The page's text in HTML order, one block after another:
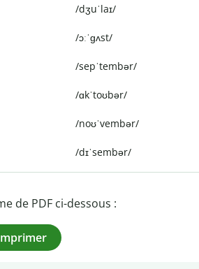
/dʒuˈlaɪ/
/ɔːˈɡʌst/
/sepˈtembər/
/ɑkˈtoʊbər/
/noʊˈvembər/
/dɪˈsembər/
de PDF ci-dessous :